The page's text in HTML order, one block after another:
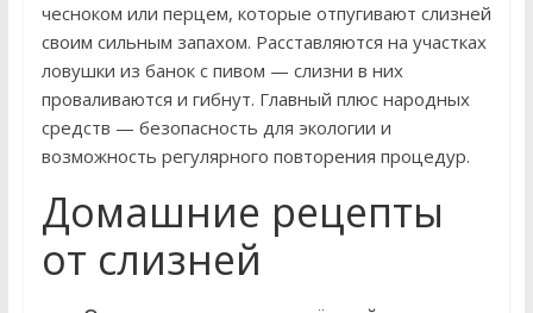
чесноком или перцем, которые отпугивают слизней
своим сильным запахом. Расставляются на участках
ловушки из банок с пивом — слизни в них
проваливаются и гибнут. Главный плюс народных
средств — безопасность для экологии и
возможность регулярного повторения процедур.
Домашние рецепты
от слизней